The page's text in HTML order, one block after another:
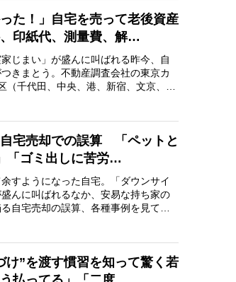
た！」自宅を売って老後資産
印紙代、測量費、解…
じまい」が盛んに叫ばれる昨今、自
きまとう。不動産調査会社の東京カ
（千代田、中央、港、新宿、文京、渋
宅売却での誤算 「ペットと
「ゴミ出しに苦労…
すようになった自宅。「ダウンサイ
んに叫ばれるなか、安易な持ち家の
自宅売却の誤算、各種事例を見てい
け”を渡す慣習を知って驚く若